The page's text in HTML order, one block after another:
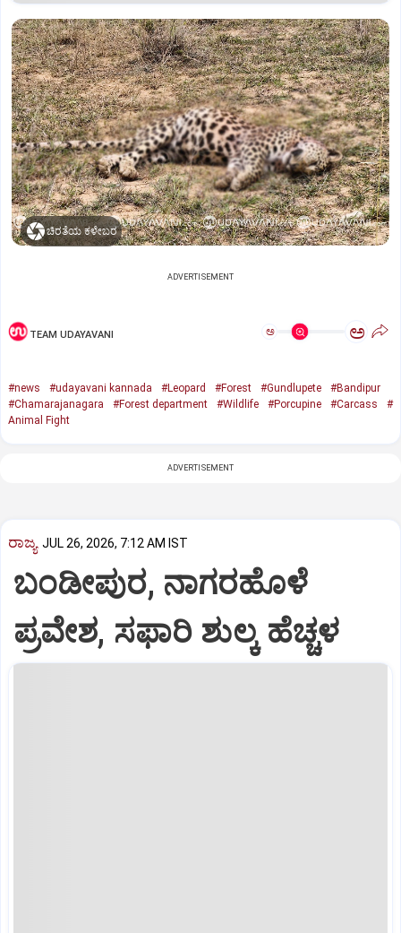
ಚಿರತೆಯ ಕಳೇಬರ
ADVERTISEMENT
TEAM UDAYAVANI ಅ ಅ
#news #udayavani kannada #Leopard #Forest #Gundlupete
#Bandipur
#Chamarajanagara
#Forest department #Wildlife #Porcupine #Carcass
#
Animal Fight
ADVERTISEMENT
ರಾಜ್ಯ JUL 26, 2026, 7:12 AM IST
ಬಂಡೀಪುರ, ನಾಗರಹೊಳೆ
ಪ್ರವೇಶ, ಸಫಾರಿ ಶುಲ್ಕ ಹೆಚ್ಚಳ